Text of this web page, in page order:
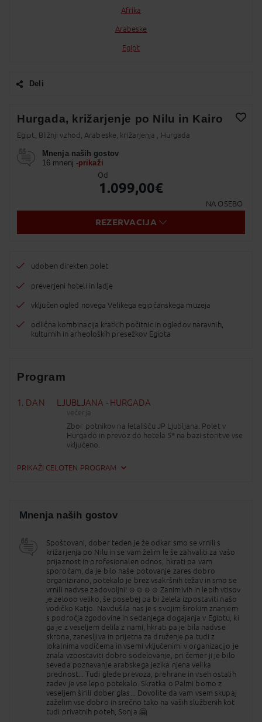
Afrika
Arabeske
Egipt
Deli
Twitter
Messenger
Kopirano v odložišče!
Dodaj v Moj izbor
Hurgada, križarjenje po Nilu in Kairo
Egipt, Bližnji vzhod, Arabeske, križarjenja , Hurgada
Mnenja naših gostov
16 mnenj -prikaži
Od
1.099,00€
NA OSEBO
REZERVACIJA
udoben direkten polet
preverjeni hoteli in ladje
vključen ogled novega Velikega egipčanskega muzeja
odlična kombinacija kratkih počitnic in ogledov naravnih,
kulturnih in arheoloških presežkov Egipta
Program
1. DAN LJUBLJANA - HURGADA
večerja
Zbor potnikov na letališču JP Ljubljana. Polet v
Hurgado in prevoz do hotela 5* na bazi storitve vse
vključeno.
2. DAN HURGADA
V dopoldanskih urah se z avtobusom odpravimo
proti Kairu. Egipčani mu pogosto rečejo Misr, kar v
egiptovski arabščini pomeni Egipt. Najbolj težko
pričakovan je obisk velike Keopsove piramide v Gizi,
najstarejšega čuda starega sveta, ki je edino do
danes ostalo skoraj v celoti ohranjeno. Keops je bil
drugi faraon IV. dinastije v tretjem tisočletju pr.n.št.
Nasledil ga je Kefren, zato si ogledamo tudi njegovo
piramido, drugo največjo. Najmanjša pripada
faraonu Mikerinu (vstop v notranjost piramid za
doplačilo). Sfinga, varuhinja, ki v obliki faraonove
glave in levjega telesa varuje dolino, nas vedno čisto
prevzame.
KAIRO (MEMFIS IN SAKKARA) - ASUAN
zajtrk, večerja, nočitev
V dopoldanskih urah možnost izleta (doplačilo) v
PRIKAŽI CELOTEN PROGRAM
Mnenja naših gostov
Spoštovani, dober teden je že odkar smo se vrnili s
križarjenja po Nilu in se vam želim le še zahvaliti za vašo
prijaznost in profesionalen odnos, hkrati pa vam
sporočam, da je bilo naše potovanje zares dobro
organizirano, potekalo je brez vsakršnih težav in smo se
vrnili nadvse zadovoljni!☺☺☺☺ Zanimivih in lepih vtisov
je zelooo veliko, še posebej pa bi želela izpostaviti našo
vodičko Katjo. Navdušila nas je s svojim širokim znanjem
s področja zgodovine in sedanjega dogajanja v Egiptu, ki
ga je z veseljem delila z nami, hkrati pa je bila nadvse
skrbna, zanesljiva in prijetna za druženje pa tudi z
lokalnima vodičema in vsemi vključenimi v organizacijo je
znala vzpostaviti dobro sodelovanje, pri čemer ji je bilo
seveda poznavanje arabskega jezika njena velika
prednost... Tudi glede prevoza, prehrane in vseh ostalih
zadev je vse lepo potekalo. Skratka o Palmi bomo z
veseljem širili dober glas... Dovolite da vam vsem skupaj
zaželim vse dobro in srečno tako na vaših službenih kot
tudi privatnih poteh, Sonja 🤗